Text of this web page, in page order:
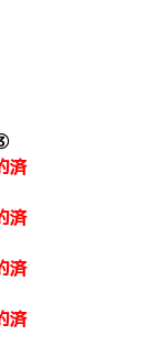
済
済
済
済